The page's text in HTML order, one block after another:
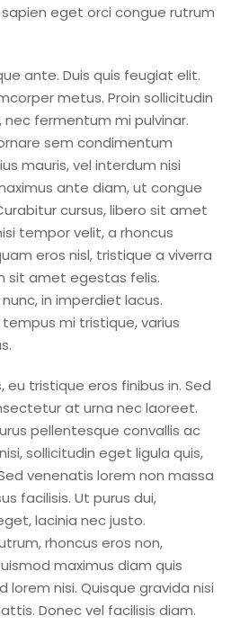
eget orci congue rutrum
ante. Duis quis feugiat elit.
metus. Proin sollicitudin
fermentum mi pulvinar.
sem condimentum
mauris, vel interdum nisi
ante diam, ut congue
cursus, libero sit amet
tempor velit, a rhoncus
eros nisl, tristique a viverra
sit amet egestas felis.
in imperdiet lacus.
mi tristique, varius
tristique eros finibus in. Sed
at urna nec laoreet.
pellentesque convallis ac
sollicitudin eget ligula quis,
venenatis lorem non massa
facilisis. Ut purus dui,
lacinia nec justo.
rhoncus eros non,
maximus diam quis
lorem nisi. Quisque gravida nisi
Donec vel facilisis diam.